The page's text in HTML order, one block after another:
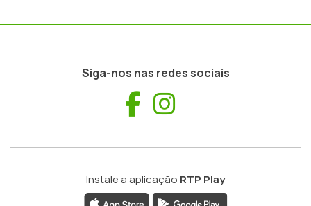
Siga-nos nas redes sociais
Facebook
Instale a aplicação RTP Play